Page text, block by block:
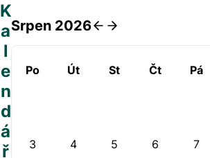
Škola
Rodiče a veřejnost
Školní družina
K
a
l
e
n
d
á
ř
Srpen 2026
Po Út St Čt Pá
3 4 5 6 7